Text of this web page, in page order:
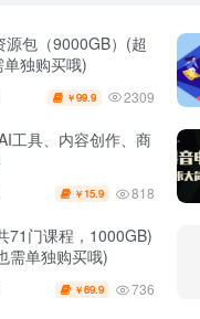
包（9000GB）(超
独购买哦)
￥99.9 2309
工具、内容创作、商
￥ 15.9 818
71门课程，1000GB)
需单独购买哦)
￥69.9 736